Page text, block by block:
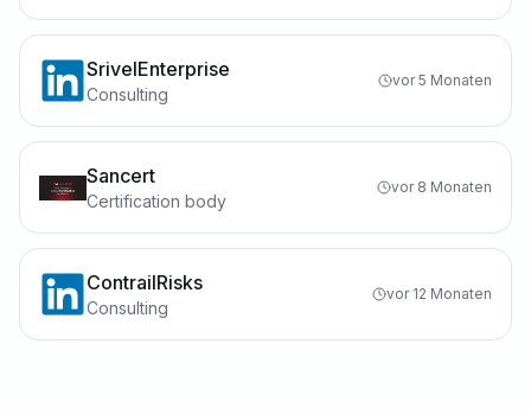
SrivelEnterprise
Consulting
vor 5 Monaten
Sancert
Certification body
vor 8 Monaten
ContrailRisks
Consulting
vor 12 Monaten